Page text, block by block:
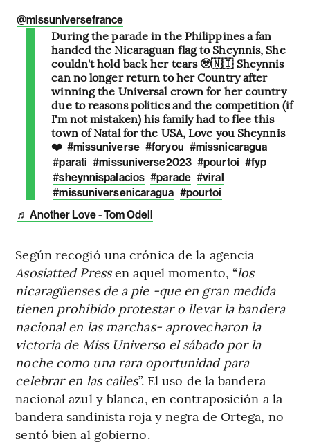
@missuniversefrance
During the parade in the Philippines a fan
handed the Nicaraguan flag to Sheynnis, She
couldn't hold back her tears 🥹🇳🇮 Sheynnis
can no longer return to her Country after
winning the Universal crown for her country
due to reasons politics and the competition (if
I'm not mistaken) his family had to flee this
town of Natal for the USA, Love you Sheynnis
❤️ #missuniverse #foryou #missnicaragua
#parati #missuniverse2023 #pourtoi #fyp
#sheynnispalacios #parade #viral
#missuniversenicaragua #pourtoi
♬ Another Love - Tom Odell
Según recogió una crónica de la agencia
Asosiatted Pressen aquel momento, “los
nicaragüenses de a pie -que en gran medida
tienen prohibido protestar o llevar la bandera
nacional en las marchas- aprovecharon la
victoria de Miss Universo el sábado por la
noche como una rara oportunidad para
celebrar en las calles”. El uso de la bandera
nacional azul y blanca, en contraposición a la
bandera sandinista roja y negra de Ortega, no
sentó bien al gobierno.